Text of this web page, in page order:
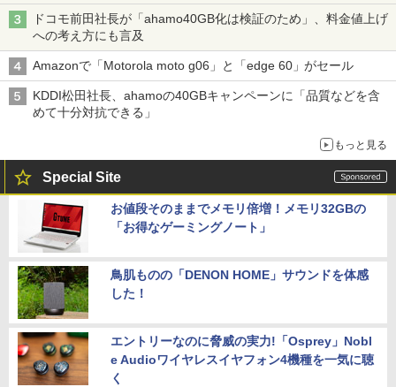
ドコモ前田社長が「ahamo40GB化は検証のため」、料金値上げ
への考え方にも言及
Amazonで「Motorola moto g06」と「edge 60」がセール
KDDI松田社長、ahamoの40GBキャンペーンに「品質などを含
めて十分対抗できる」
もっと見る
Special Site
お値段そのままでメモリ倍増！メモリ32GBの
「お得なゲーミングノート」
鳥肌ものの「DENON HOME」サウンドを体感
した！
エントリーなのに脅威の実力!「Osprey」Nobl
e Audioワイヤレスイヤフォン4機種を一気に聴
く